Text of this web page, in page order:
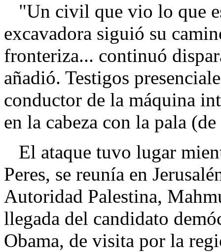
"Un civil que vio lo que
excavadora siguió su
fronteriza... continuó
añadió. Testigos
conductor de la máquina
en la cabeza con la pala
El ataque tuvo lugar
Peres, se reunía en
Autoridad Palestina,
llegada del candidato
Obama, de visita por la